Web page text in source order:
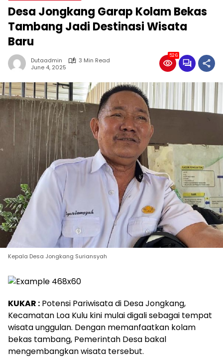
Desa Jongkang Garap Kolam Bekas
Tambang Jadi Destinasi Wisata
Baru
Dutaadmin
3 Min Read
June 4, 2025
526
Kepala Desa Jongkang Suriansyah
KUKAR : Potensi Pariwisata di Desa Jongkang,
Kecamatan Loa Kulu kini mulai digali sebagai tempat
wisata unggulan. Dengan memanfaatkan kolam
bekas tambang, Pemerintah Desa bakal
mengembangkan wisata tersebut.